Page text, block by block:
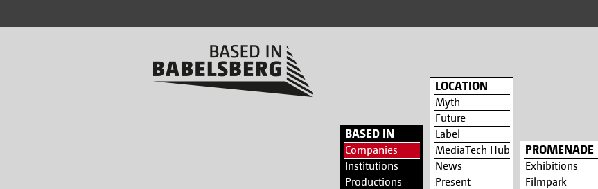
BASED IN
Companies
Institutions
Productions
LOCATION
Myth
Future
Label
MediaTech Hub
News
Present
PROMENADE
Exhibitions
Filmpark